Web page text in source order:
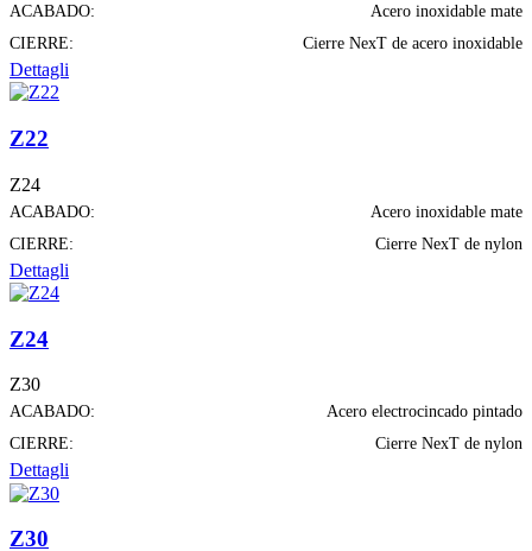
ACABADO:
Acero inoxidable mate
CIERRE:
Cierre NexT de acero inoxidable
Dettagli
Z22
Z24
ACABADO:
Acero inoxidable mate
CIERRE:
Cierre NexT de nylon
Dettagli
Z24
Z30
ACABADO:
Acero electrocincado pintado
CIERRE:
Cierre NexT de nylon
Dettagli
Z30